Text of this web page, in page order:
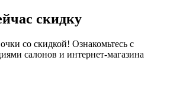
скидку
со скидкой! Ознакомьтесь с
салонов и интернет-магазина